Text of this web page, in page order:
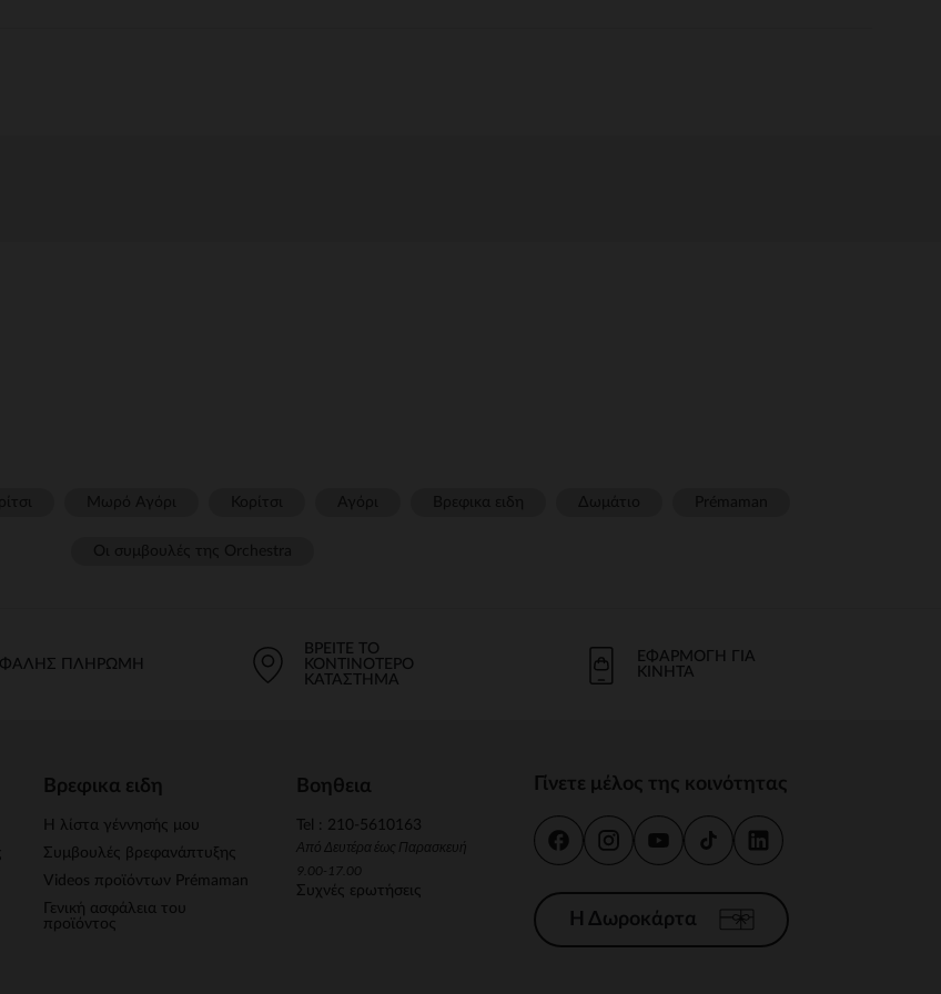
ΠΛΗΡΩΜΉ
ΒΡΕΊΤΕ ΤΟ
ΚΟΝΤΙΝΌΤΕΡΟ
ΚΑΤΆΣΤΗΜΑ
ΕΦΑΡΜΟΓΉ ΓΙΑ
ΚΙΝΗΤΆ
Βρεφικα ειδη
Η λίστα γέννησής μου
Συμβουλές βρεφανάπτυξης
Videos προϊόντων Prémaman
Γενική ασφάλεια του
προϊόντος
Βοηθεια
Tel : 210-5610163
Από Δευτέρα έως Παρασκευή
9.00-17.00
Συχνές ερωτήσεις
Γίνετε μέλος της κοινότητας
Η Δωροκάρτα